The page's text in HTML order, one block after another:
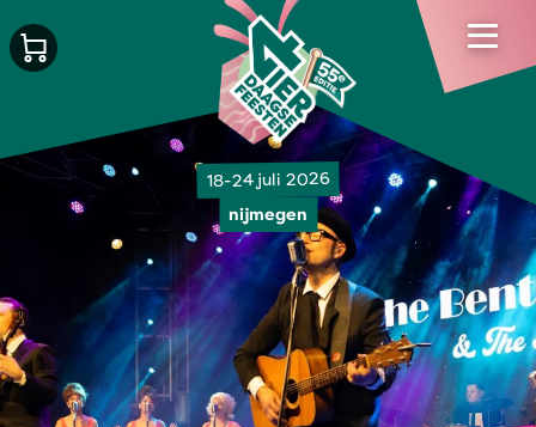
18-24 juli 2026
nijmegen